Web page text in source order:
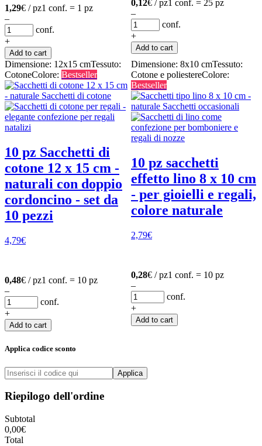
1,29€ / pz1 conf. = 1 pz
–
conf.
+
Add to cart
0,12€ / pz1 conf. = 25 pz
–
conf.
+
Add to cart
Dimensione: 12x15 cmTessuto:
CotoneColore: Bestseller
10 pz Sacchetti di
cotone 12 x 15 cm -
naturali con doppio
cordoncino - set da
10 pezzi
4,79€
0,48€ / pz1 conf. = 10 pz
–
conf.
+
Add to cart
Dimensione: 8x10 cmTessuto:
Cotone e poliestereColore:
Bestseller
10 pz sacchetti
effetto lino 8 x 10 cm
- per gioielli e regali,
colore naturale
2,79€
0,28€ / pz1 conf. = 10 pz
–
conf.
+
Add to cart
Applica codice sconto
Applica
Riepilogo dell'ordine
Subtotal
0,00€
Total